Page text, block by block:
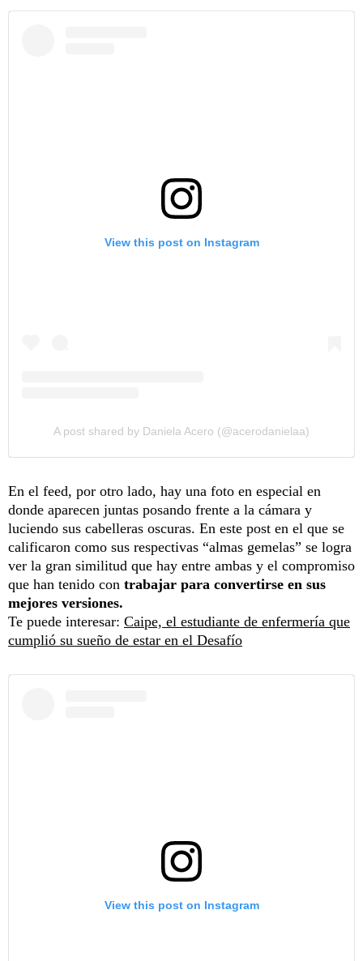
View this post on Instagram
A post shared by Daniela Acero (@acerodanielaa)
En el feed, por otro lado, hay una foto en especial en
donde aparecen juntas posando frente a la cámara y
luciendo sus cabelleras oscuras. En este post en el que se
calificaron como sus respectivas “almas gemelas” se logra
ver la gran similitud que hay entre ambas y el compromiso
que han tenido con trabajar para convertirse en sus
mejores versiones.
Te puede interesar: Caipe, el estudiante de enfermería que
cumplió su sueño de estar en el Desafío
View this post on Instagram